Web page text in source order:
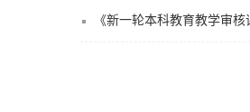
《新一轮本科教育教学审